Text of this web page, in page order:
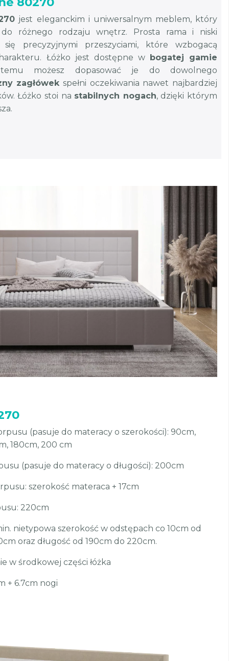
jest eleganckim i uniwersalnym meblem, który
do różnego rodzaju wnętrz. Prosta rama i niski
się precyzyjnymi przeszyciami, które wzbogacą
Łóżko jest dostępne w bogatej gamie
możesz dopasować je do dowolnego
zagłówekspełni oczekiwania nawet najbardziej
Łóżko stoi na stabilnych nogach, dzięki którym
(pasuje do materacy o szerokości): 90cm,
180cm, 200 cm
(pasuje do materacy o długości): 200cm
szerokość materaca + 17cm
220cm
nietypowa szerokość w odstępach co 10cm od
oraz długość od 190cm do 220cm.
w środkowej części łóżka
+ 6.7cm nogi